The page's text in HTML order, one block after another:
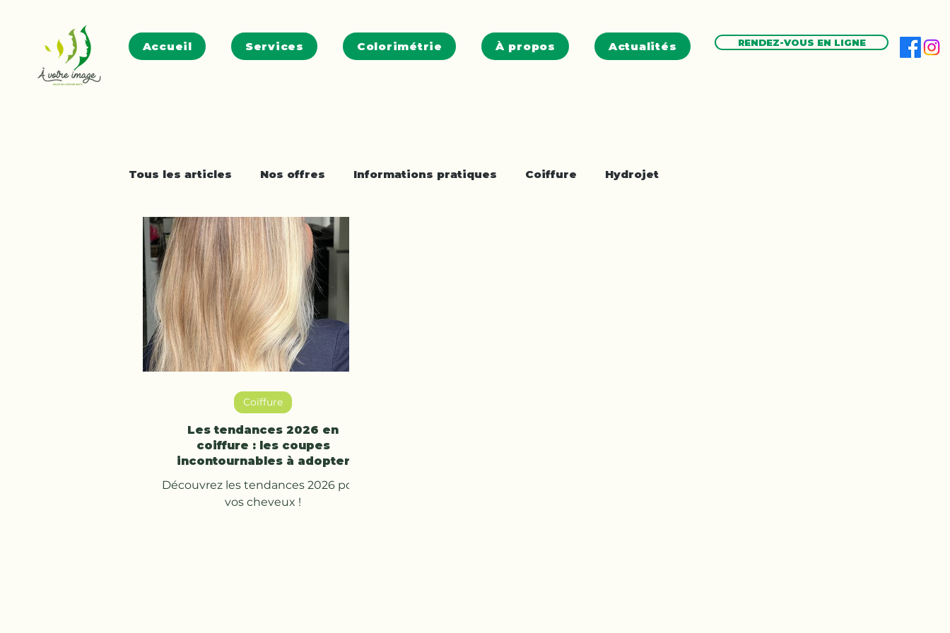
Accueil Services Colorimétrie À propos Actualités RENDEZ-VOUS EN LIGNE
Tous les articles Nos offres Informations pratiques Coiffure Hydrojet
Les tendances 2026 en
coiffure : les coupes
incontournables à adopter
Découvrez les tendances 2026 pour
vos cheveux !
Coiffure